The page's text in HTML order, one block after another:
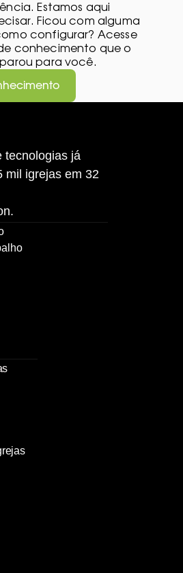
Estamos aqui
Ficou com alguma
configurar? Acesse
conhecimento que o
para você.
tecnologias já
mil igrejas em 32